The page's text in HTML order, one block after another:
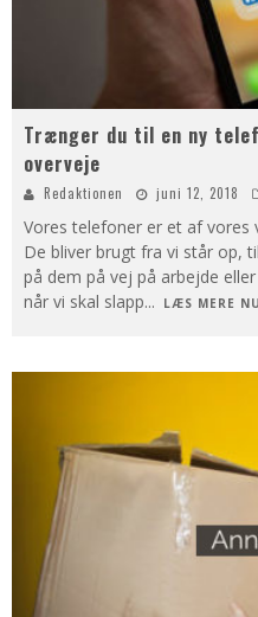
Trænger du til en ny
overveje
Redaktionen juni 12, 2018
Vores telefoner er et af
De bliver brugt fra vi står op,
på dem på vej på arbejde
når vi skal slapp... LÆS MERE